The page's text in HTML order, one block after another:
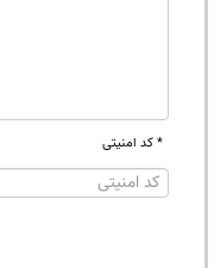
* کد امنیتی